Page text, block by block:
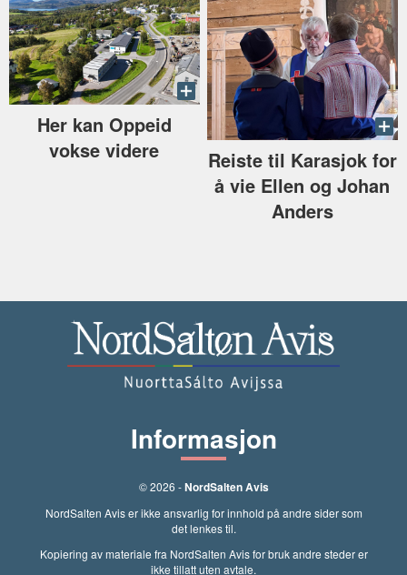
Her kan Oppeid
vokse videre
Reiste til Karasjok for
å vie Ellen og Johan
Anders
Informasjon
© 2026 -NordSalten Avis
NordSalten Avis er ikke ansvarlig for innhold på andre sider som
det lenkes til.
Kopiering av materiale fra NordSalten Avis for bruk andre steder er
ikke tillatt uten avtale.